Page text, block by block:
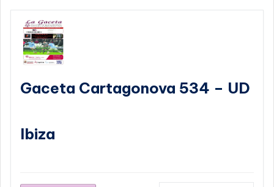
Gaceta Cartagonova 534 – UD
Ibiza